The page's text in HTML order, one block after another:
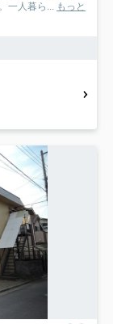
一人暮ら... もっと